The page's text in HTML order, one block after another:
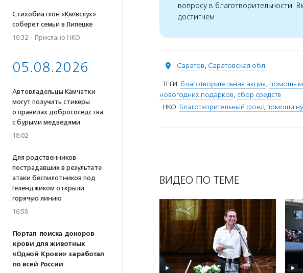
Стихобиатлон «Км/вслух»
соберет семьи в Липецке
10:32 · Прислано НКО
05.08.2026
Автовладельцы Камчатки
могут получить стикеры
о правилах добрососедства
с бурыми медведями
18:02
Для родственников
пострадавших в результате
атаки беспилотников под
Геленджиком открыли
горячую линию
16:58
Портал поиска доноров
крови для животных
«Одной Крови» заработал
по всей России
вопросу в благотворительности.
достигнем
Саратов, Саратовская обл.
ТЕГИ: благотворительная акция, помощь
новогодних подарков, сбор средств
НКО: Благотворительный фонд помощи
ВИДЕО ПО ТЕМЕ